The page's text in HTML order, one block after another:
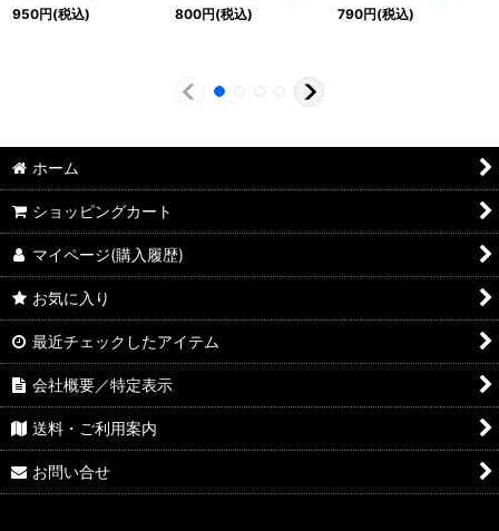
950円(税込)
800円(税込)
790円(税込)
ホーム
ショッピングカート
マイページ(購入履歴)
お気に入り
最近チェックしたアイテム
会社概要／特定表示
送料・ご利用案内
お問い合せ